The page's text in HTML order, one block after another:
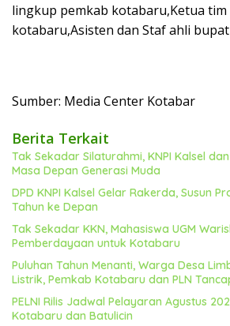
lingkup pemkab kotabaru,Ketua tim
kotabaru,Asisten dan Staf ahli
Sumber: Media Center Kotabar
Berita Terkait
Tak Sekadar Silaturahmi, KNPI Kalsel
Masa Depan Generasi Muda
DPD KNPI Kalsel Gelar Rakerda, Susun
Tahun ke Depan
Tak Sekadar KKN, Mahasiswa UGM
Pemberdayaan untuk Kotabaru
Puluhan Tahun Menanti, Warga Desa
Listrik, Pemkab Kotabaru dan PLN
PELNI Rilis Jadwal Pelayaran Agustus
Kotabaru dan Batulicin